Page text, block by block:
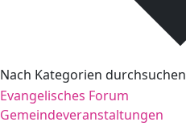
Nach Kategorien durchsuchen
Evangelisches Forum
Gemeindeveranstaltungen